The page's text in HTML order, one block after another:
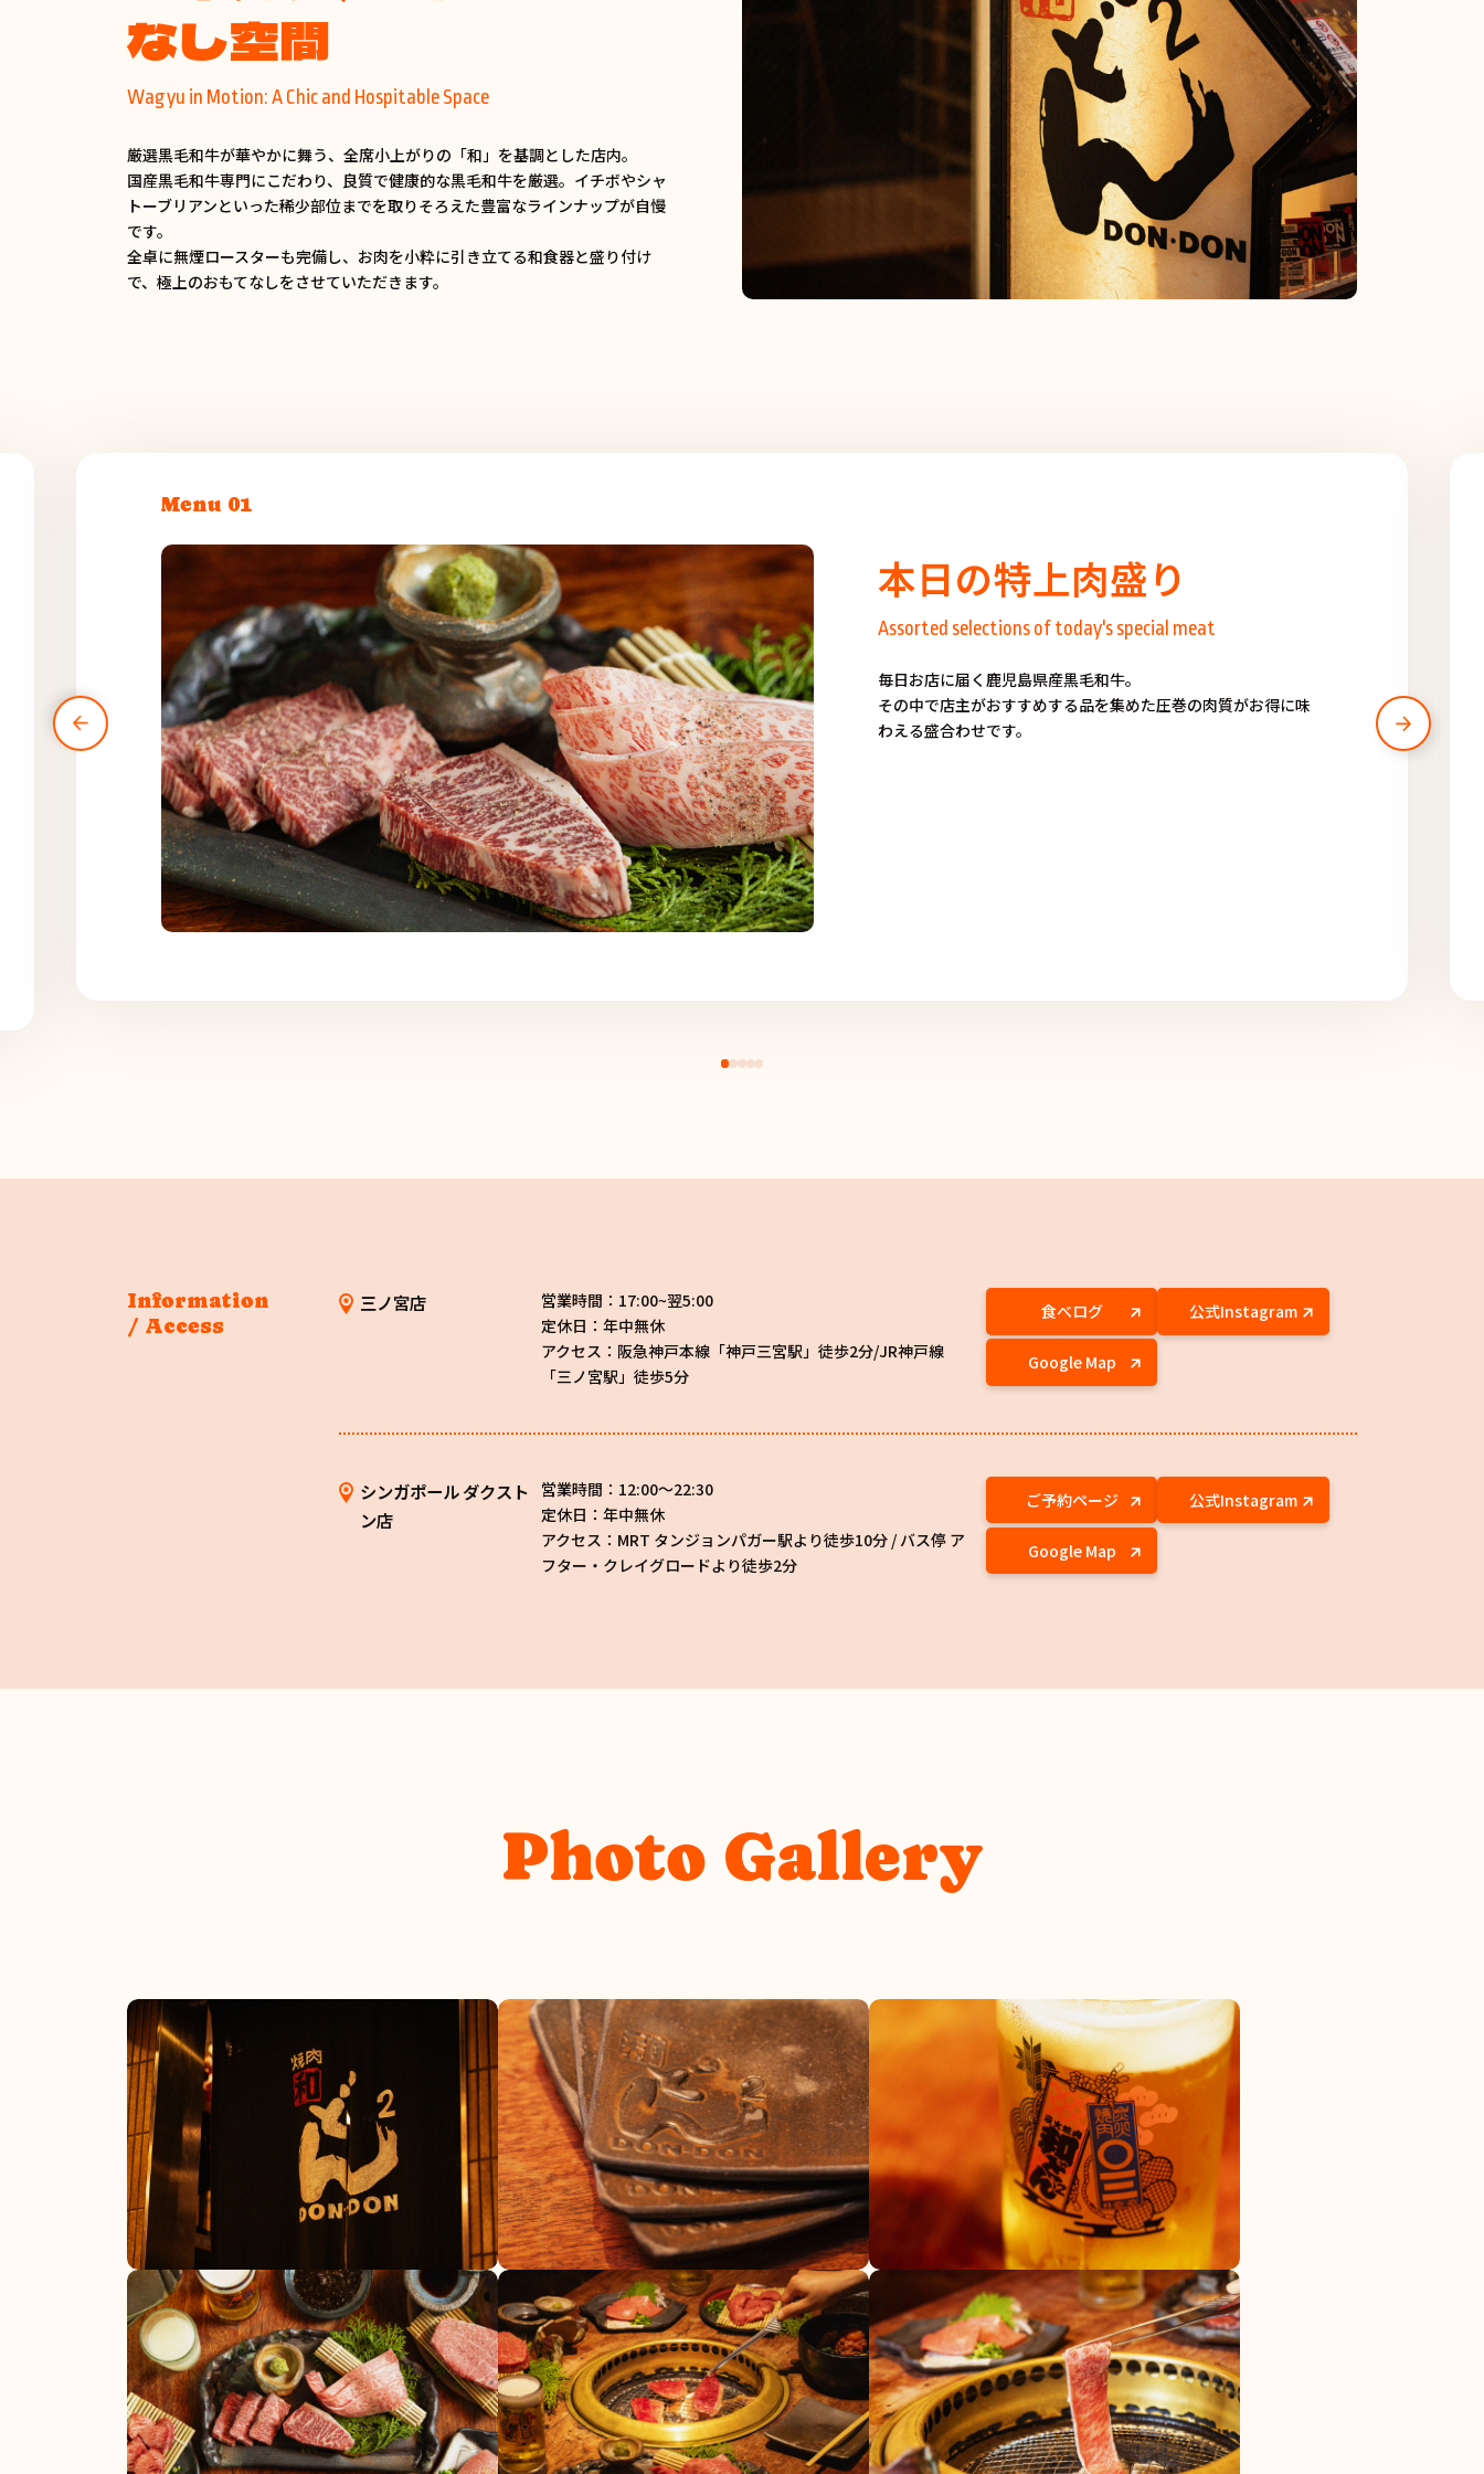
なし空間
Wagyu in Motion: A Chic and Hospitable Space
厳選黒毛和牛が華やかに舞う、全席小上がりの「和」を基調とした店内。
国産黒毛和牛専門にこだわり、良質で健康的な黒毛和牛を厳選。イチボやシャ
トーブリアンといった稀少部位までを取りそろえた豊富なラインナップが自慢
です。
全卓に無煙ロースターも完備し、お肉を小粋に引き立てる和食器と盛り付け
で、極上のおもてなしをさせていただきます。
Menu 01
本日の特上肉盛り
Assorted selections of today's special meat
毎日お店に届く鹿児島県産黒毛和牛。
その中で店主がおすすめする品を集めた圧巻の肉質がお得に味
わえる盛合わせです。
Information
/ Access
三ノ宮店
営業時間：17:00~翌5:00
定休日：年中無休
アクセス：阪急神戸本線「神戸三宮駅」徒歩2分/JR神戸線
「三ノ宮駅」徒歩5分
食べログ 公式Instagram
Google Map
シンガポール ダクスト
ン店
営業時間：12:00〜22:30
定休日：年中無休
アクセス：MRT タンジョンパガー駅より徒歩10分 / バス停 ア
フター・クレイグロードより徒歩2分
ご予約ページ 公式Instagram
Google Map
Photo Gallery